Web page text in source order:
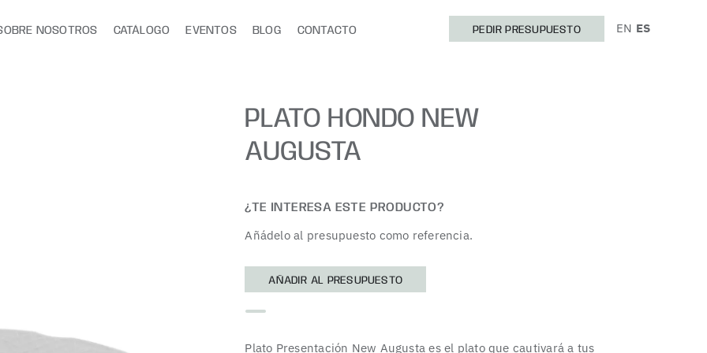
NOSOTROS CATÁLOGO EVENTOS BLOG CONTACTO PEDIR PRESUPUESTO EN ES
PLATO HONDO NEW
AUGUSTA
¿TE INTERESA ESTE PRODUCTO?
Añádelo al presupuesto como referencia.
AÑADIR AL PRESUPUESTO
Plato Presentación New Augusta es el plato que cautivará a tus